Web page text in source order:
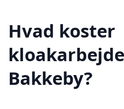
Hvad koster
Bakkeby?